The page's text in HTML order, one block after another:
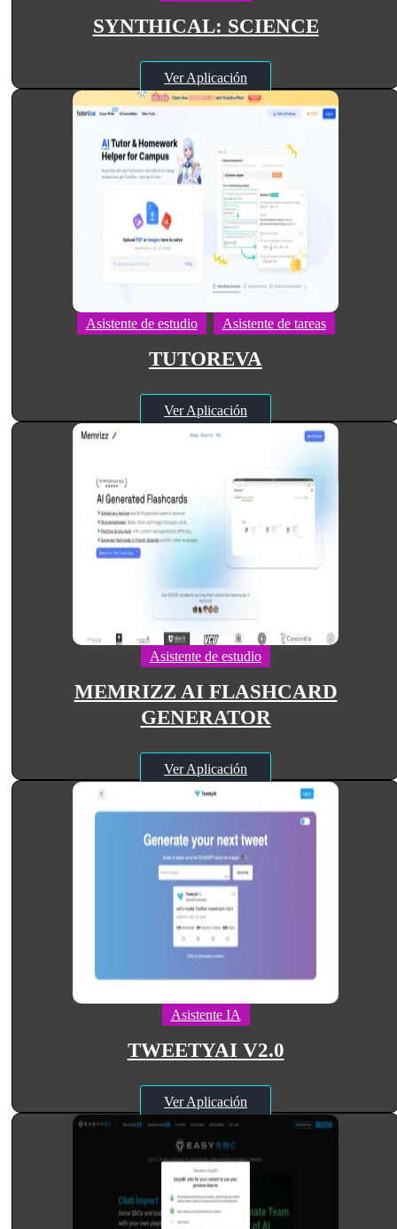
SYNTHICAL: SCIENCE
Ver Aplicación
Asistente de estudio Asistente de tareas
TUTOREVA
Ver Aplicación
Asistente de estudio
MEMRIZZ AI FLASHCARD
GENERATOR
Ver Aplicación
Asistente IA
TWEETYAI V2.0
Ver Aplicación